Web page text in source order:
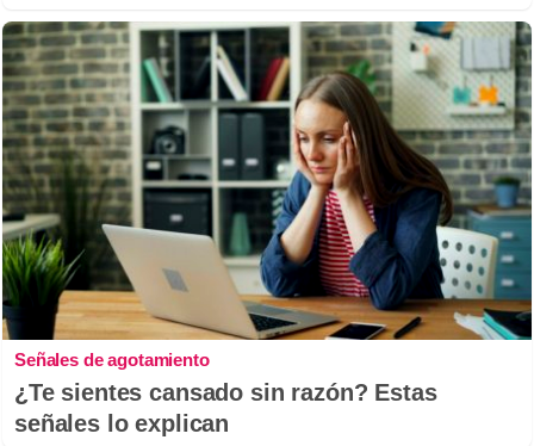
Señales de agotamiento
¿Te sientes cansado sin razón? Estas
señales lo explican